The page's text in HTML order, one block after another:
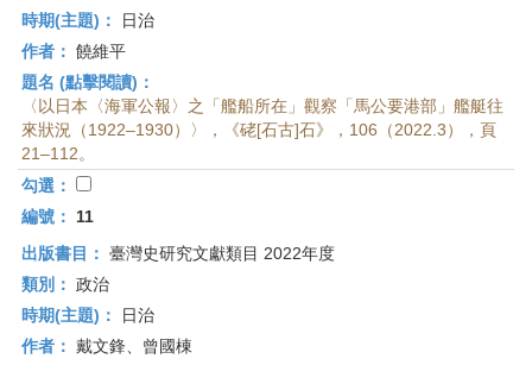
時期(主題)：
日治
作者： 饒維平
題名 (點擊閱讀)：
〈以日本〈海軍公報〉之「艦船所在」觀察「馬公要港部」艦艇往
來狀況（1922–1930）〉，《硓[石古]石》，106（2022.3），頁
21–112。
勾選：
編號：
11
出版書目： 臺灣史研究文獻類目 2022年度
類別： 政治
時期(主題)：
日治
作者： 戴文鋒、曾國棟